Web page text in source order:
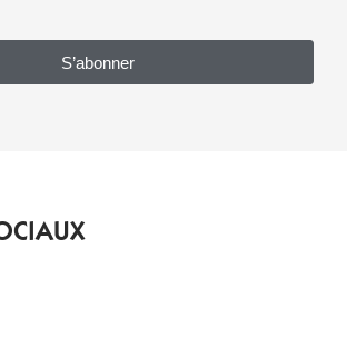
S’abonner